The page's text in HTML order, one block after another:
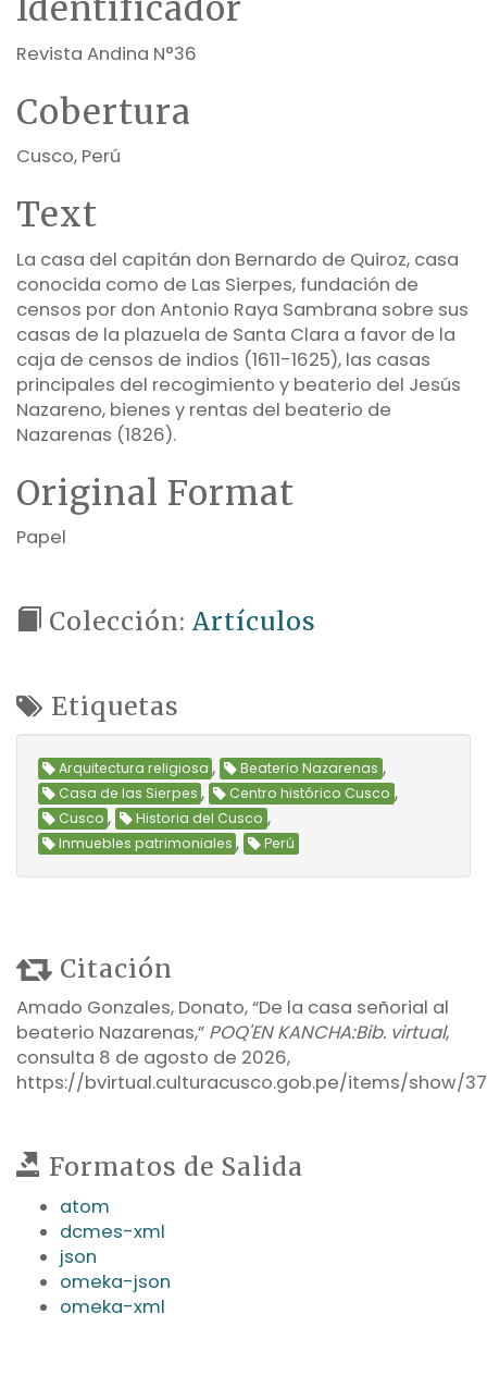
Revista Andina N°36
Cobertura
Cusco, Perú
Text
La casa del capitán don Bernardo de Quiroz, casa
conocida como de Las Sierpes, fundación de
censos por don Antonio Raya Sambrana sobre sus
casas de la plazuela de Santa Clara a favor de la
caja de censos de indios (1611-1625), las casas
principales del recogimiento y beaterio del Jesús
Nazareno, bienes y rentas del beaterio de
Nazarenas (1826).
Original Format
Papel
Colección: Artículos
Etiquetas
Arquitectura religiosa , Beaterio Nazarenas ,
Casa de las Sierpes , Centro histórico Cusco ,
Cusco , Historia del Cusco ,
Inmuebles patrimoniales , Perú
Citación
Amado Gonzales, Donato, “De la casa señorial al
beaterio Nazarenas,” POQ'EN KANCHA:Bib. virtual,
consulta 8 de agosto de 2026,
https://bvirtual.culturacusco.gob.pe/items/show/37
Formatos de Salida
atom
dcmes-xml
json
omeka-json
omeka-xml